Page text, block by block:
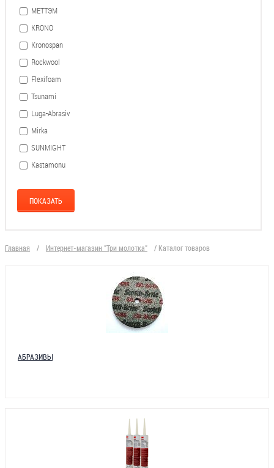
МЕТТЭМ
KRONO
Kronospan
Rockwool
Flexifoam
Tsunami
Luga-Abrasiv
Mirka
SUNMIGHT
Kastamonu
Главная / Интернет-магазин "Три молотка" / Каталог товаров
АБРАЗИВЫ